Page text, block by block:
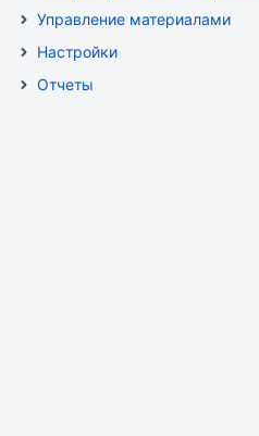
Управление материалами
Настройки
Отчеты